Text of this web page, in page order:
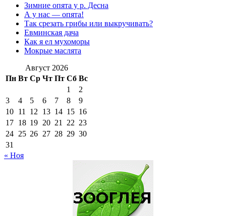
Зимние опята у р. Десна
А у нас — опята!
Так срезать грибы или выкручивать?
Евминская дача
Как я ел мухоморы
Мокрые маслята
Август 2026
Пн Вт Ср Чт Пт Сб Вс
1
2
3
4 5 6 7 8
9
10 11 12 13 14 15 16
17 18 19 20 21 22 23
24 25 26 27 28 29 30
31
« Ноя